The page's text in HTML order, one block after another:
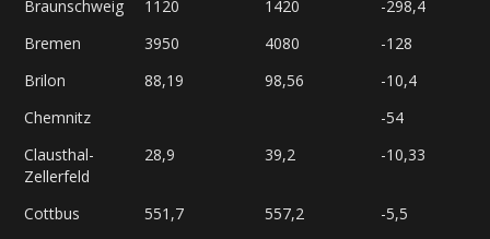
Braunschweig 1120 1420
-298,4
Bremen
3950 4080
-128
Brilon
88,19 98,56
-10,4
Chemnitz
-54
Clausthal-
Zellerfeld
28,9 39,2 -10,33
Cottbus 551,7 557,2
-5,5